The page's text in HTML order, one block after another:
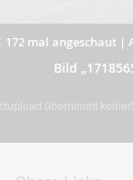
172 mal angeschaut |
Bild
übernimmt